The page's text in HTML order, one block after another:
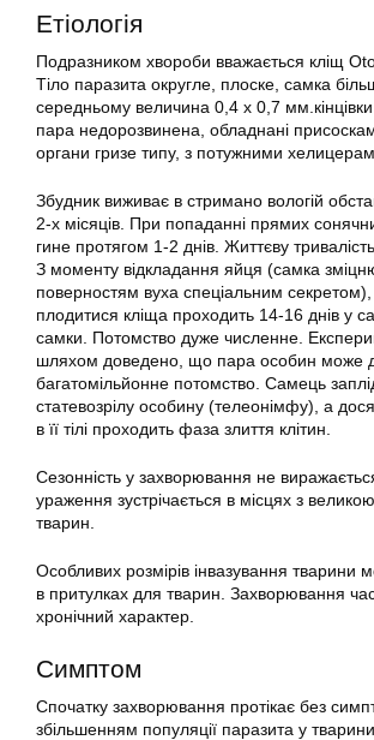
Етіологія
Подразником хвороби вважається кліщ
Тіло паразита округле, плоске, самка
середньому величина 0,4 х 0,7 мм.кінцівки
пара недорозвинена, обладнані
органи гризе типу, з потужними
Збудник виживає в стримано вологій
2-х місяців. При попаданні прямих
гине протягом 1-2 днів. Життєву
З моменту відкладання яйця (самка
поверностям вуха спеціальним
плодитися кліща проходить 14-16 днів у
самки. Потомство дуже численне.
шляхом доведено, що пара особин може
багатомільйонне потомство. Самець
статевозрілу особину (телеонімфу), а
в її тілі проходить фаза злиття клітин.
Сезонність у захворювання не
ураження зустрічається в місцях з
тварин.
Особливих розмірів інвазування тварини
в притулках для тварин. Захворювання
хронічний характер.
Симптом
Спочатку захворювання протікає без
збільшенням популяції паразита у тварини